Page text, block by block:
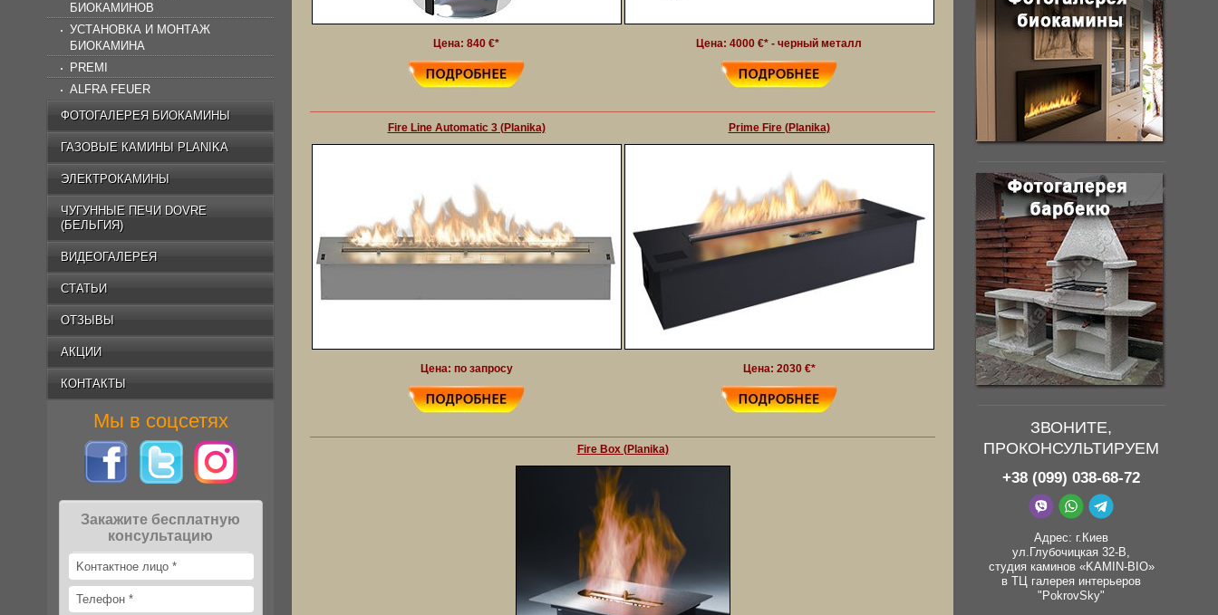
БИОКАМИНОВ
УСТАНОВКА И МОНТАЖ
БИОКАМИНА
PREMI
ALFRA FEUER
ФОТОГАЛЕРЕЯ БИОКАМИНЫ
ГАЗОВЫЕ КАМИНЫ PLANIKA
ЭЛЕКТРОКАМИНЫ
ЧУГУННЫЕ ПЕЧИ DOVRE
(БЕЛЬГИЯ)
ВИДЕОГАЛЕРЕЯ
СТАТЬИ
ОТЗЫВЫ
АКЦИИ
КОНТАКТЫ
Мы в соцсетях
Закажите бесплатную
консультацию
Цена: 840 €* Цена: 4000 €* - черный металл
Fire Line Automatic 3 (Planika)
Цена: по запросу
Prime Fire (Planika)
Цена: 2030 €*
Fire Box (Planika)
ЗВОНИТЕ,
ПРОКОНСУЛЬТИРУЕМ
+38 (099) 038-68-72
Адрес: г.Киев
ул.Глубочицкая 32-В,
студия каминов «KAMIN-BIO»
в ТЦ галерея интерьеров
"PokrovSky"